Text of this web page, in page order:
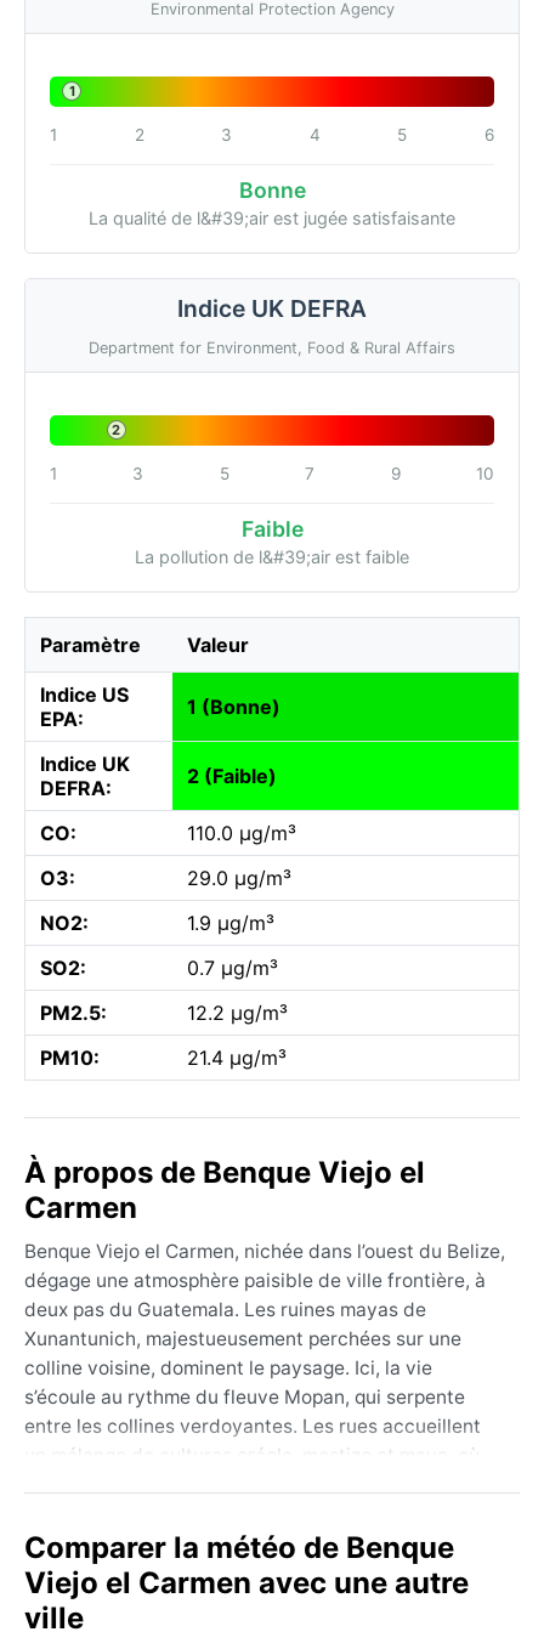
Environmental Protection Agency
1
1 2 3 4 5 6
Bonne
La qualité de l&#39;air est jugée satisfaisante
Indice UK DEFRA
Department for Environment, Food & Rural Affairs
2
1 3 5 7 9 10
Faible
La pollution de l&#39;air est faible
Paramètre Valeur
Indice US
EPA:
1 (Bonne)
Indice UK
DEFRA:
2 (Faible)
CO:
110.0 µg/m³
O3:
29.0 µg/m³
NO2:
1.9 µg/m³
SO2:
0.7 µg/m³
PM2.5:
12.2 µg/m³
PM10:
21.4 µg/m³
À propos de Benque Viejo el
Carmen
Benque Viejo el Carmen, nichée dans l’ouest du Belize,
dégage une atmosphère paisible de ville frontière, à
deux pas du Guatemala. Les ruines mayas de
Xunantunich, majestueusement perchées sur une
colline voisine, dominent le paysage. Ici, la vie
s’écoule au rythme du fleuve Mopan, qui serpente
entre les collines verdoyantes. Les rues accueillent
un mélange de cultures créole, mestizo et maya, où
la forêt tropicale offrent un cadre naturel luxuriant,
propice à l’exploration.
Sous le climat de mousson tropicale (Am), Benque
Comparer la météo de Benque
Viejo el Carmen avec une autre
ville